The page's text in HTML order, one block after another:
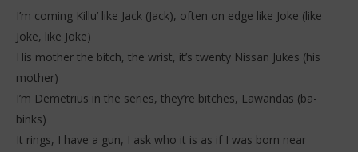
I’m coming Killu’ like Jack (Jack), often on edge like Joke (like
Joke, like Joke)
His mother the bitch, the wrist, it’s twenty Nissan Jukes (his
mother)
I’m Demetrius in the series, they’re bitches, Lawandas (ba-
binks)
It rings, I have a gun, I ask who it is as if I was born near